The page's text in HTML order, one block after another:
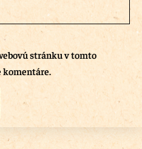
stránku v tomto
komentáre.